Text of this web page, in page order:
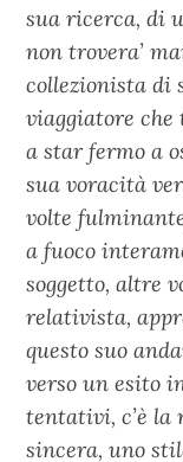
sua ricerca, di
non trovera’
collezionista di
viaggiatore che
a star fermo a
sua voracità
volte
a fuoco
soggetto, altre
relativista,
questo suo
verso un esito
tentativi, c’è la
sincera, uno